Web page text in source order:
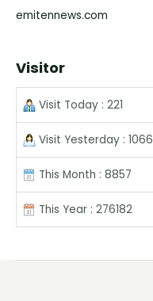
emitennews.com
Visitor
Visit Today : 221
Visit Yesterday : 1066
This Month : 8857
This Year : 276182